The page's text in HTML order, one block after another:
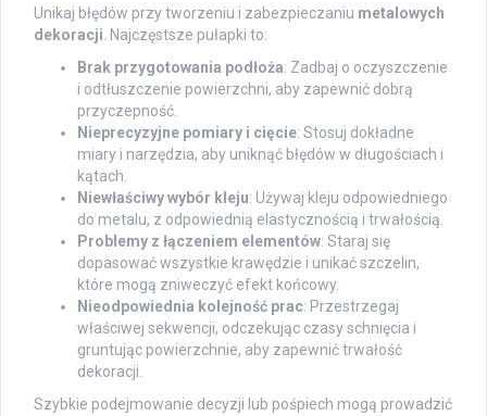
Unikaj błędów przy tworzeniu i zabezpieczaniu metalowych
dekoracji . Najczęstsze pułapki to:
Brak przygotowania podłoża: Zadbaj o oczyszczenie
i odtłuszczenie powierzchni, aby zapewnić dobrą
przyczepność.
Nieprecyzyjne pomiary i cięcie: Stosuj dokładne
miary i narzędzia, aby uniknąć błędów w długościach i
kątach.
Niewłaściwy wybór kleju: Używaj kleju odpowiedniego
do metalu, z odpowiednią elastycznością i trwałością.
Problemy z łączeniem elementów: Staraj się
dopasować wszystkie krawędzie i unikać szczelin,
które mogą zniweczyć efekt końcowy.
Nieodpowiednia kolejność prac: Przestrzegaj
właściwej sekwencji, odczekując czasy schnięcia i
gruntując powierzchnie, aby zapewnić trwałość
dekoracji.
Szybkie podejmowanie decyzji lub pośpiech mogą prowadzić